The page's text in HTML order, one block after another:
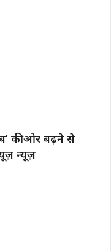
की ओर बढ़ने से
न्यूज़